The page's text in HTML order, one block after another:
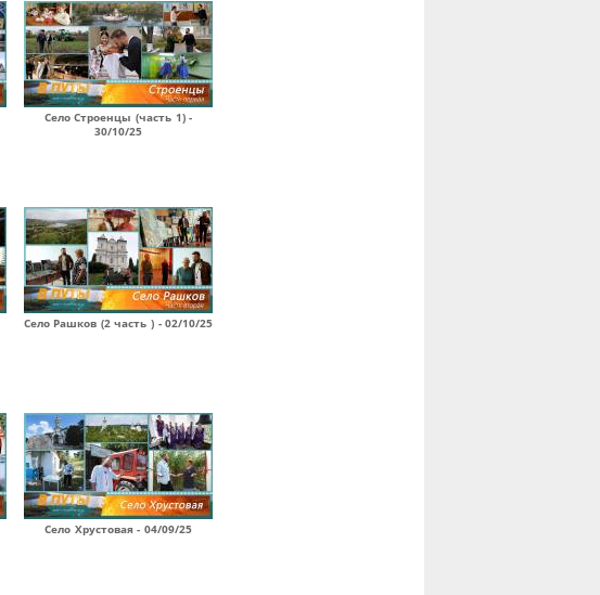
Село Строенцы (часть 1) -
30/10/25
Село Рашков (2 часть ) - 02/10/25
Село Хрустовая - 04/09/25